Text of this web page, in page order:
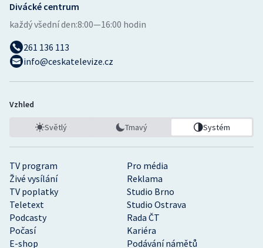
TV program
Pro média
Živé vysílání
Reklama
TV poplatky
Studio Brno
Teletext
Studio Ostrava
Podcasty
Rada ČT
Počasí
Kariéra
E-shop
Podávání námětů
Divácké centrum
každý všední den:8:00—16:00 hodin
261 136 113
info@ceskatelevize.cz
Vzhled
Světlý Tmavý Systém